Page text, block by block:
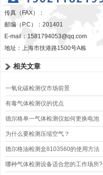
传真（FAX）：
邮编（P.C）：201401
E-mail： 1581794053@qq.com
地址：上海市扶港路1500号A栋
相关文章
一氧化碳检测仪市场前景
有毒气体检测仪的优点
德尔格单一气体检测仪如何更换电池
为什么要检测压缩空气？
德尔格油检测盒8103560的使用方法
哪种气体检测设备适合您的工作场所?